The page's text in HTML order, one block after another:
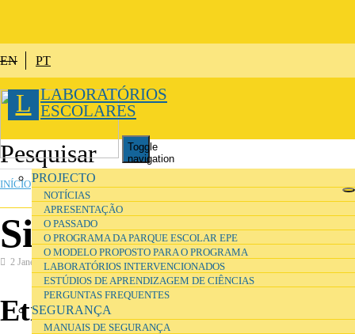
EN PT
L LABORATÓRIOS
ESCOLARES
Toggle
navigation
PROJECTO
NOTÍCIAS
APRESENTAÇÃO
O PASSADO
O PROGRAMA DA PARQUE ESCOLAR EPE
O MODELO PROPOSTO PARA O PROGRAMA
LABORATÓRIOS INTERVENCIONADOS
ESTÚDIOS DE APRENDIZAGEM DE CIÊNCIAS
PERGUNTAS FREQUENTES
SEGURANÇA
MANUAIS DE SEGURANÇA
ESTÁ AQUI
INÍCIO»ORGANIZAÇÃO
Sinalética
2 Janeiro 2017 Organização
Etiquetas